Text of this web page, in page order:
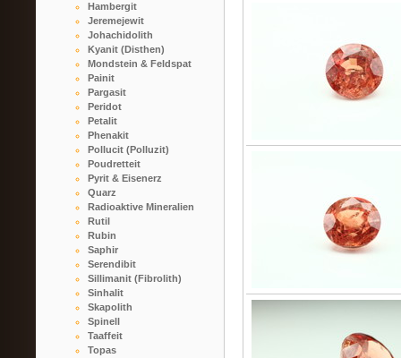
Hambergit
Jeremejewit
Johachidolith
Kyanit (Disthen)
Mondstein & Feldspat
Painit
Pargasit
Peridot
Petalit
Phenakit
Pollucit (Polluzit)
Poudretteit
Pyrit & Eisenerz
Quarz
Radioaktive Mineralien
Rutil
Rubin
Saphir
Serendibit
Sillimanit (Fibrolith)
Sinhalit
Skapolith
Spinell
Taaffeit
Topas